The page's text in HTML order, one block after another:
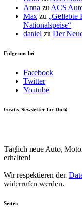
Anna zuACS
Max zu „Geliebte
Nationalspeise“
daniel zu Der
Folge uns bei
Facebook
Twitter
Youtube
Gratis Newsletter für Dich!
Täglich neue Auto,
erhalten!
Wir respektieren den
widerrufen werden.
Seiten